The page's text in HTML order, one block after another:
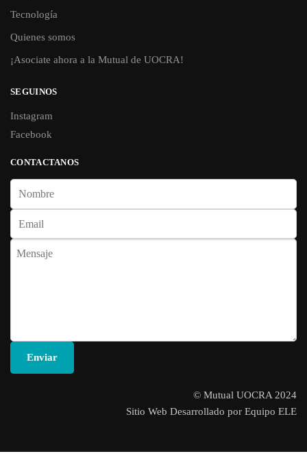
Tecnología
Quienes somos
¡Asociate ahora a la Mutual de UOCRA!
SEGUINOS
Instagram
Facebook
CONTACTANOS
© Mutual UOCRA 2024
Sitio Web Desarrollado por Equipo ELE